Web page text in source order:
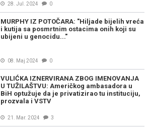
28. Jul. 2024 0
MURPHY IZ POTOČARA: "Hiljade bijelih vreća
i kutija sa posmrtnim ostacima onih koji su
ubijeni u genocidu..."
08. Maj 2024 0
VULIĆKA IZNERVIRANA ZBOG IMENOVANJA
U TUŽILAŠTVU: Američkog ambasadora u
BiH optužuje da je privatizirao tu instituciju,
prozvala i VSTV
21. Mar. 2024 3